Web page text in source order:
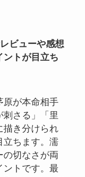
ビューや感想
ントが目立ち
原が本命相手
刺さる」「里
描き分けられ
立ちます。濡
の切なさが両
ントです。最